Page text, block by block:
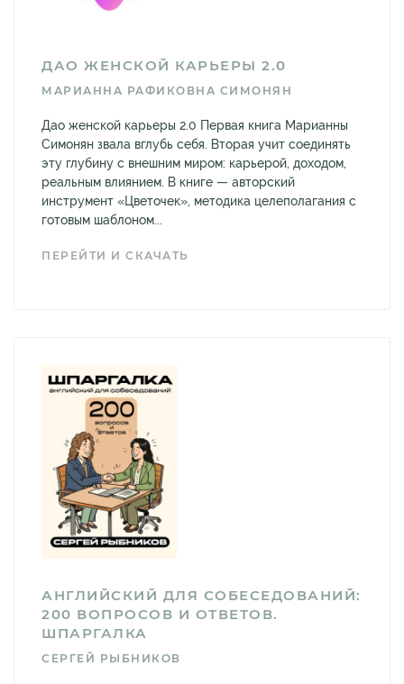
ДАО ЖЕНСКОЙ КАРЬЕРЫ 2.0
МАРИАННА РАФИКОВНА СИМОНЯН
Дао женской карьеры 2.0 Первая книга Марианны
Симонян звала вглубь себя. Вторая учит соединять
эту глубину с внешним миром: карьерой, доходом,
реальным влиянием. В книге — авторский
инструмент «Цветочек», методика целеполагания с
готовым шаблоном...
ПЕРЕЙТИ И СКАЧАТЬ
АНГЛИЙСКИЙ ДЛЯ СОБЕСЕДОВАНИЙ:
200 ВОПРОСОВ И ОТВЕТОВ.
ШПАРГАЛКА
СЕРГЕЙ РЫБНИКОВ